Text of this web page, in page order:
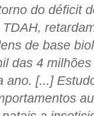
do déficit
de base
das 4
ano. [...]